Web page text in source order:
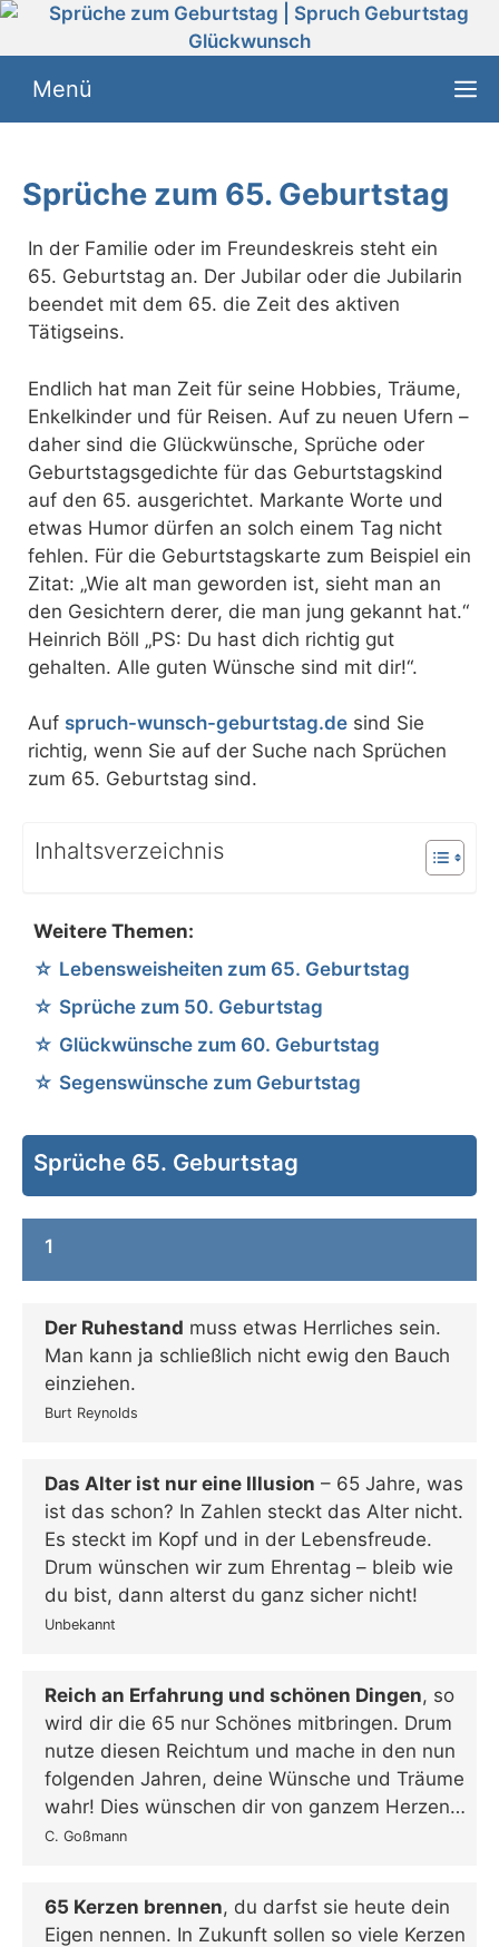
Zum
Menü
Sprüche zum 65. Geburtstag
In der Familie oder im Freundeskreis steht ein
65. Geburtstag an. Der Jubilar oder die Jubilarin
beendet mit dem 65. die Zeit des aktiven
Tätigseins.
Endlich hat man Zeit für seine Hobbies, Träume,
Enkelkinder und für Reisen. Auf zu neuen Ufern –
daher sind die Glückwünsche, Sprüche oder
Geburtstagsgedichte für das Geburtstagskind
auf den 65. ausgerichtet. Markante Worte und
etwas Humor dürfen an solch einem Tag nicht
fehlen. Für die Geburtstagskarte zum Beispiel ein
Zitat: „Wie alt man geworden ist, sieht man an
den Gesichtern derer, die man jung gekannt hat.“
Heinrich Böll „PS: Du hast dich richtig gut
gehalten. Alle guten Wünsche sind mit dir!“.
Auf spruch-wunsch-geburtstag.de sind Sie
richtig, wenn Sie auf der Suche nach Sprüchen
zum 65. Geburtstag sind.
Inhaltsverzeichnis
Weitere Themen:
Lebensweisheiten zum 65. Geburtstag
Sprüche zum 50. Geburtstag
Glückwünsche zum 60. Geburtstag
Segenswünsche zum Geburtstag
Sprüche 65. Geburtstag
1
Der Ruhestand muss etwas Herrliches sein.
Man kann ja schließlich nicht ewig den Bauch
einziehen.
Burt Reynolds
Das Alter ist nur eine Illusion – 65 Jahre, was
ist das schon? In Zahlen steckt das Alter nicht.
Es steckt im Kopf und in der Lebensfreude.
Drum wünschen wir zum Ehrentag – bleib wie
du bist, dann alterst du ganz sicher nicht!
Unbekannt
Reich an Erfahrung und schönen Dingen, so
wird dir die 65 nur Schönes mitbringen. Drum
nutze diesen Reichtum und mache in den nun
folgenden Jahren, deine Wünsche und Träume
wahr! Dies wünschen dir von ganzem Herzen…
C. Goßmann
65 Kerzen brennen, du darfst sie heute dein
Eigen nennen. In Zukunft sollen so viele Kerzen